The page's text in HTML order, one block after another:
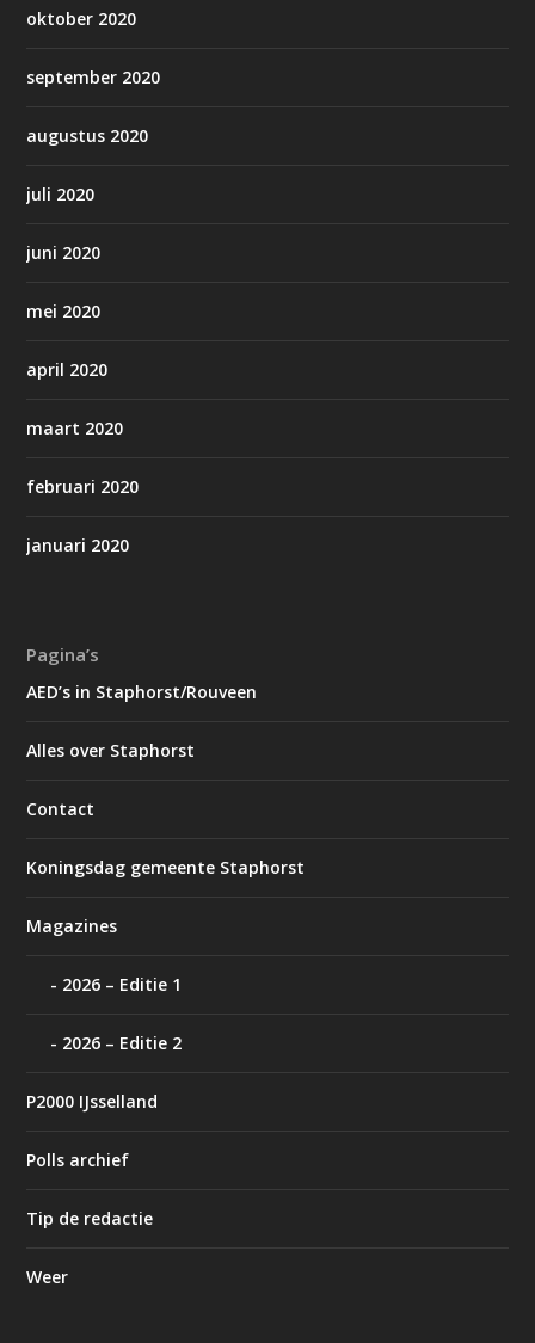
oktober 2020
september 2020
augustus 2020
juli 2020
juni 2020
mei 2020
april 2020
maart 2020
februari 2020
januari 2020
Pagina’s
AED’s in Staphorst/Rouveen
Alles over Staphorst
Contact
Koningsdag gemeente Staphorst
Magazines
2026 – Editie 1
2026 – Editie 2
P2000 IJsselland
Polls archief
Tip de redactie
Weer